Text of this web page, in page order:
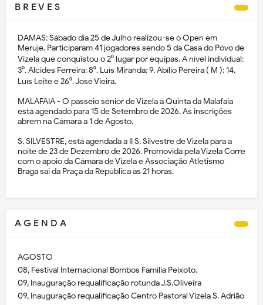
B R E V E S
DAMAS: Sábado dia 25 de Julho realizou-se o Open em
Meruje. Participaram 41 jogadores sendo 5 da Casa do Povo de
Vizela que conquistou o 2⁰ lugar por equipas. A nível individual:
3⁰. Alcides Ferreira; 8⁰. Luís Miranda; 9. Abílio Pereira ( M ); 14.
Luís Leite e 26⁰. José Vieira.
MALAFAIA - O passeio sénior de Vizela à Quinta da Malafaia
está agendado para 15 de Setembro de 2026. As inscrições
abrem na Câmara a 1 de Agosto.
S. SILVESTRE, está agendada a II S. Silvestre de Vizela para a
noite de 23 de Dezembro de 2026. Promovida pela Vizela Corre
com o apoio da Câmara de Vizela e Associação Atletismo
Braga sai da Praça da República às 21 horas.
A G E N D A
AGOSTO
08, Festival Internacional Bombos Família Peixoto.
09, Inauguração requalificação rotunda J.S.Oliveira
09, Inauguração requalificação Centro Pastoral Vizela S. Adrião